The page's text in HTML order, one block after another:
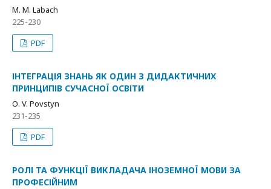
M. М. Labach
225-230
PDF
ІНТЕГРАЦІЯ ЗНАНЬ ЯК ОДИН З ДИДАКТИЧНИХ
ПРИНЦИПІВ СУЧАСНОЇ ОСВІТИ
О. V. Povstyn
231-235
PDF
РОЛІ ТА ФУНКЦІЇ ВИКЛАДАЧА ІНОЗЕМНОЇ МОВИ ЗА
ПРОФЕСІЙНИМ